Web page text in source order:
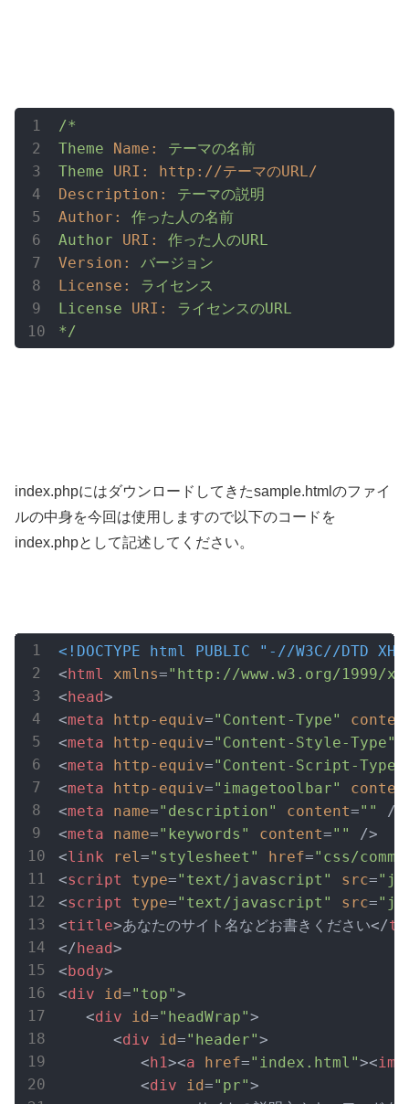
/*
Theme
Name:
テーマの名前
Theme
URI:
http://テーマのURL/
Description:
テーマの説明
Author:
作った人の名前
Author
URI:
作った人のURL
Version:
バージョン
License:
ライセンス
License
URI:
ライセンスのURL
*/
index.phpにはダウンロードしてきたsample.htmlのファイ
ルの中身を今回は使用しますので以下のコードを
index.phpとして記述してください。
<!DOCTYPE html PUBLIC "-//W3C//
<html xmlns="http://www.w3.org/1999/
<head>
<meta http-equiv="Content-Type"
<meta http-equiv="Content-Style-Type"
<meta http-equiv="Content-Script-Type"
<meta http-equiv="imagetoolbar"
<meta name="description" content=""
/>
<meta name="keywords" content=""
/>
<link rel ="stylesheet" href="css/
<script type="text/javascript" src=
<script type="text/javascript" src=
<title>あなたのサイト名などお書きください</
</head>
<body>
<div id="top">
<div id="headWrap">
<div id="header">
<h1 ><a href="index.html"><img
<div id="pr">